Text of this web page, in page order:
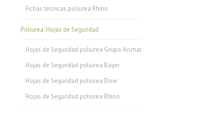
Fichas técnicas poliurea Rhino
Poliurea: Hojas de Seguridad
Hojas de Seguridad poliurea Grupo Aismar
Hojas de Seguridad poliurea Bayer
Hojas de Seguridad poliurea Dow
Hojas de Seguridad poliurea Rhino